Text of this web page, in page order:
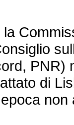
PNR)
di